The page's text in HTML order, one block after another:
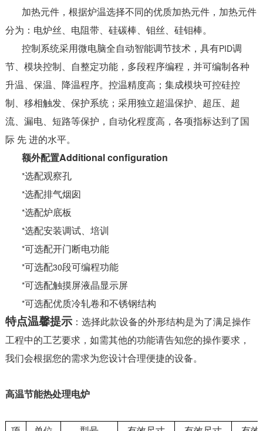
加热元件，根据炉温选择不同的优质加热元件，加热元件
分为：电炉丝、电阻带、硅碳棒、钼丝、硅钼棒。
控制系统采用微电脑全自动智能调节技术，具有PID调
节、模块控制、自整定功能，多段程序编程，并可编制各种
升温、保温、降温程序。控温精度高；集成模块可控硅控
制、移相触发、保护系统；采用独立超温保护、超压、超
流、漏电、短路等保护，自动化程度高，各项指标达到了国
际 先 进的水平。
额外配置Additional configuration
*选配观察孔
*选配排气烟囱
*选配炉底板
*选配安装调试、培训
*可选配开门断电功能
*可选配30段可编程功能
*可选配触摸屏液晶显示屏
*可选配优质冷轧卷和不锈钢结构
特点温馨提示：选择此款设备的外形结构是为了满足操作
工程中的工艺要求，如需其他的功能请告知您的操作要求，
我们会根据您的需求为您设计合理便捷的设备。
高温节能热处理电炉